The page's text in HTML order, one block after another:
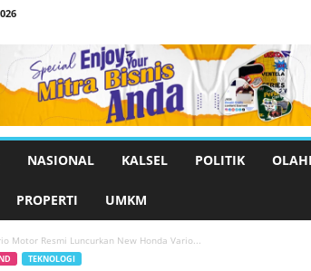
NASIONAL KALSEL POLITIK
PROPERTI UMKM
Motor Resmi Luncurkan New Honda Vario...
TEKNOLOGI